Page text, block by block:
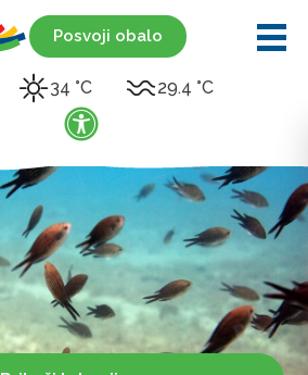
Posvoji obalo
34 °C 29.4 °C